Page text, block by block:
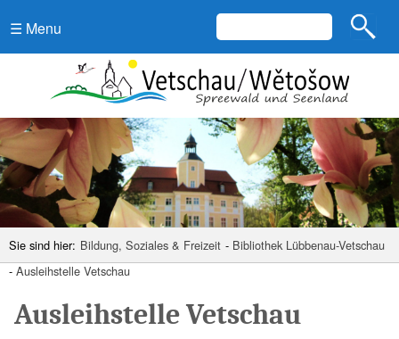
☰ Menu
Sie sind hier: Bildung, Soziales & Freizeit - Bibliothek Lübbenau-Vetschau
- Ausleihstelle Vetschau
Ausleihstelle Vetschau